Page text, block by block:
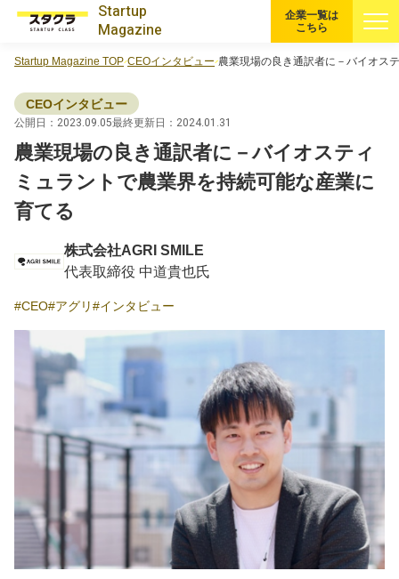
Startup
Magazine
注目スタートアップ
イベント・セミナー
特集記事
CEOインタビュー
大学発スタートアップ
導入事例
Startup Magazine
企業一覧は
こちら
Startup Magazine TOP CEOインタビュー 農業現場の良き通訳者に－バイオス
CEOインタビュー
公開日：2023.09.05最終更新日：2024.01.31
農業現場の良き通訳者に－バイオスティ
ミュラントで農業界を持続可能な産業に
育てる
株式会社AGRI SMILE
代表取締役 中道貴也氏
CEO アグリ インタビュー